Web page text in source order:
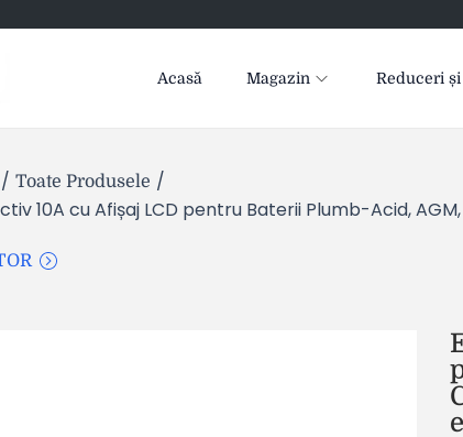
Acasă Magazin Reduceri
/ Toate Produsele /
10A cu Afișaj LCD pentru Baterii Plumb-Acid,